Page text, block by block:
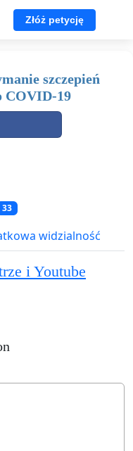
Złóż petycję
szczepień
COVID-19
33
widzialność
i Youtube